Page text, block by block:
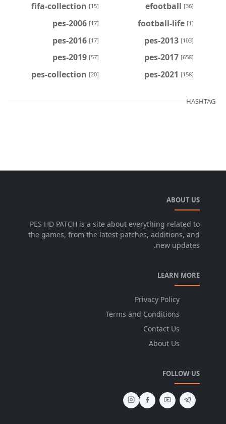
efootball [36]
fifa-collection [15]
football-life [1]
pes-2006 [17]
pes-2013 [103]
pes-2016 [17]
pes-2017 [658]
pes-2019 [57]
pes-2021 [158]
pes-collection [20]
HASHTAG
ABOUT US
PES HD PATCH is a site about everything related to
the games, from the latest patches, additions, and
new updates.
LEARN MORE
Privacy Policy
Terms and Conditions
Contact Us
About Us
FOLLOW US